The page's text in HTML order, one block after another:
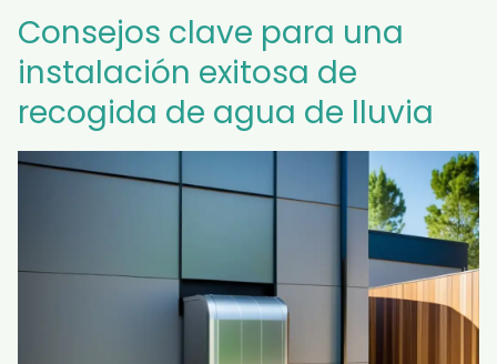
Consejos clave para una
instalación exitosa de
recogida de agua de lluvia